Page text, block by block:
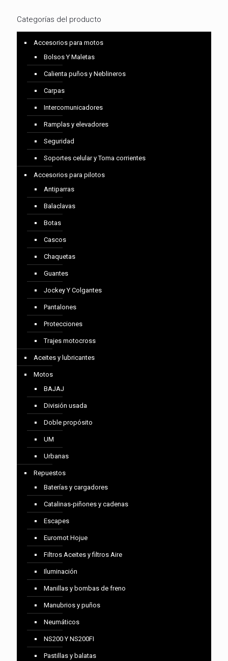
Categorías del producto
Accesorios para motos
Bolsos Y Maletas
Calienta puños y Neblineros
Carpas
Intercomunicadores
Ramplas y elevadores
Seguridad
Soportes celular y Toma corrientes
Accesorios para pilotos
Antiparras
Balaclavas
Botas
Cascos
Chaquetas
Guantes
Jockey Y Colgantes
Pantalones
Protecciones
Trajes motocross
Aceites y lubricantes
Motos
BAJAJ
División usada
Doble propósito
UM
Urbanas
Repuestos
Baterías y cargadores
Catalinas-piñones y cadenas
Escapes
Euromot Hojue
Filtros Aceites y filtros Aire
Iluminación
Manillas y bombas de freno
Manubrios y puños
Neumáticos
NS200 Y NS200FI
Pastillas y balatas